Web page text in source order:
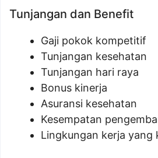
Tunjangan dan Benefit
Gaji pokok kompetitif
Tunjangan kesehatan
Tunjangan hari raya
Bonus kinerja
Asuransi kesehatan
Kesempatan
Lingkungan kerja yang